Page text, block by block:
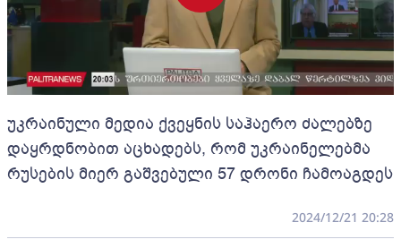
უკრაინული მედია ქვეყნის საჰაერო ძალებზე
დაყრდნობით აცხადებს, რომ უკრაინელებმა
რუსების მიერ გაშვებული 57 დრონი ჩამოაგდეს
2024/12/21 20:28